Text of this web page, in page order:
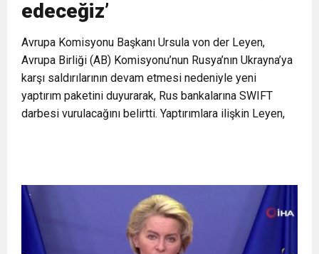
buluşturdu
11:36 Hareketsiz yaşam diyabete neden oluyor
11:32 Dr. Öcük, karın germe estetiği ile ilgili bilgi verdi
10:45 Terör Örgütüne MİT’ten Darbe!
edeceğiz’
Avrupa Komisyonu Başkanı Ursula von der Leyen,
Avrupa Birliği (AB) Komisyonu’nun Rusya’nın Ukrayna’ya
karşı saldırılarının devam etmesi nedeniyle yeni
yaptırım paketini duyurarak, Rus bankalarına SWIFT
darbesi vurulacağını belirtti. Yaptırımlara ilişkin Leyen,